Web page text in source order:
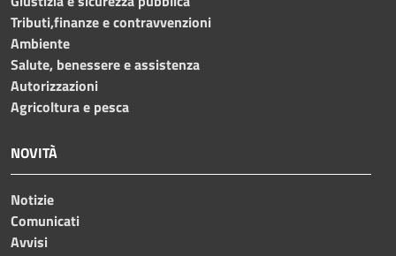
Tributi,finanze e contravvenzioni
Ambiente
Salute, benessere e assistenza
Autorizzazioni
Agricoltura e pesca
NOVITÀ
Notizie
Comunicati
Avvisi